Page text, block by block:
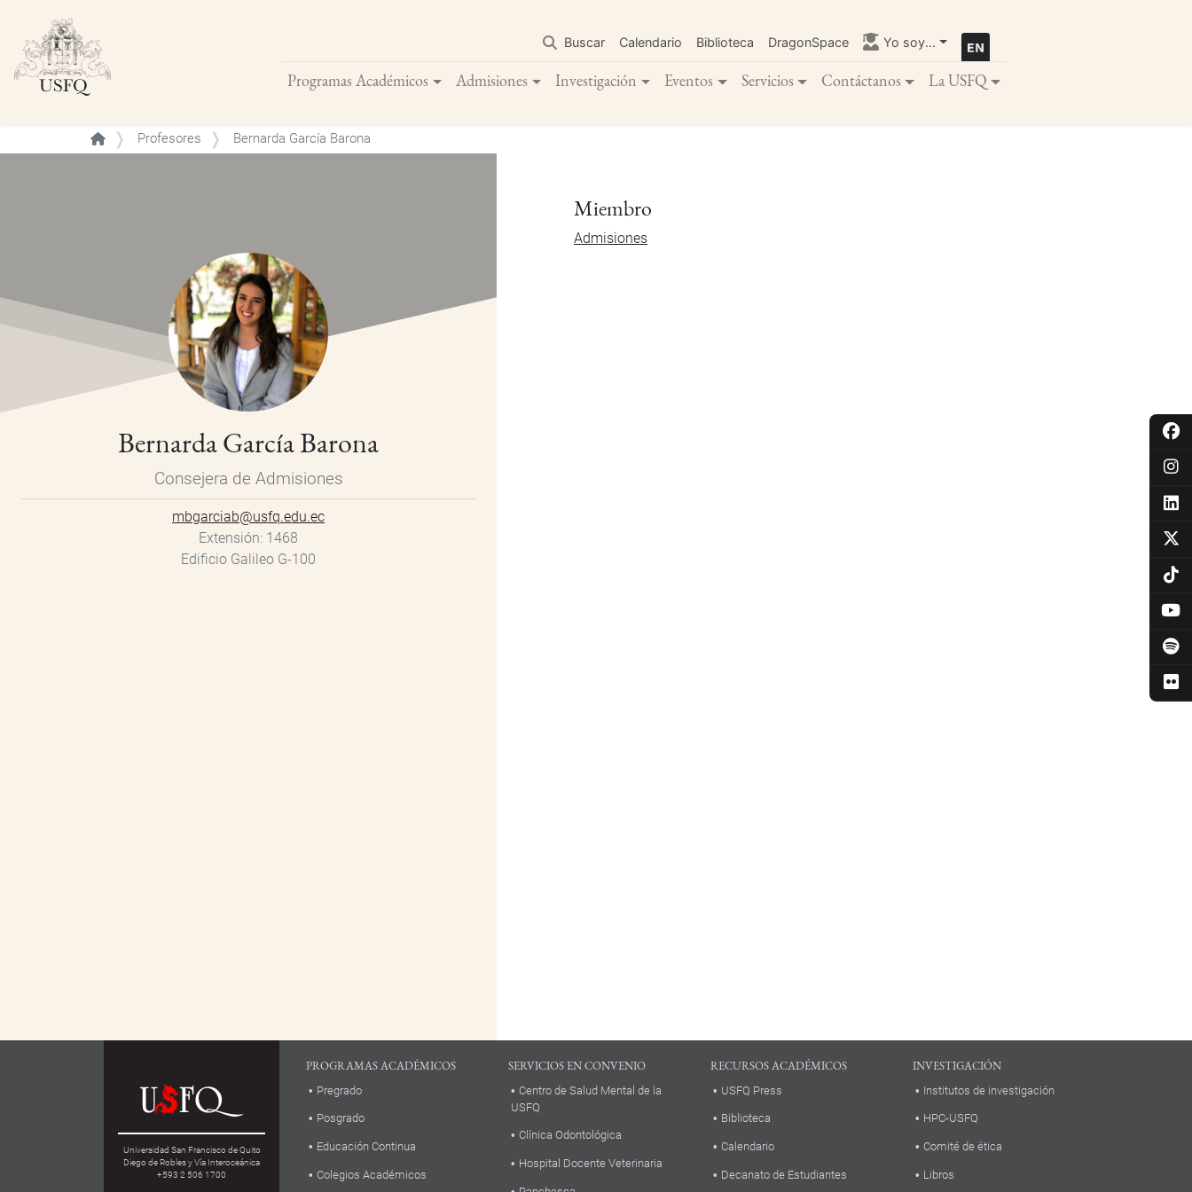
contenido
principal
Buscar Calendario Biblioteca DragonSpace Yo soy...
Programas Académicos Admisiones Investigación Eventos Servicios Contáctanos La USFQ
Buscar
Profesores Bernarda García Barona
Bernarda García Barona
Consejera de Admisiones
mbgarciab@usfq.edu.ec
Extensión 1468
Edificio Galileo G-100
Miembro
Admisiones
Universidad San Francisco de Quito
Diego de Robles y Vía Interoceánica
+593 2 506 1700
PROGRAMAS ACADÉMICOS
Pregrado
Posgrado
Educación Continua
Colegios Académicos
SERVICIOS EN CONVENIO
Centro de Salud Mental de la
USFQ
Clínica Odontológica
Hospital Docente Veterinaria
RECURSOS ACADÉMICOS
USFQ Press
Biblioteca
Calendario
Decanato de Estudiantes
INVESTIGACIÓN
Institutos de investigación
HPC-USFQ
Comité de ética
Libros